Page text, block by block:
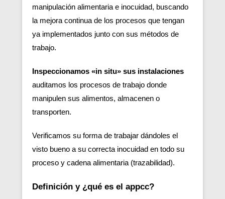
manipulación alimentaria e inocuidad, buscando
la mejora continua de los procesos que tengan
ya implementados junto con sus métodos de
trabajo.
Inspeccionamos «in situ» sus instalaciones
auditamos los procesos de trabajo donde
manipulen sus alimentos, almacenen o
transporten.
Verificamos su forma de trabajar dándoles el
visto bueno a su correcta inocuidad en todo su
proceso y cadena alimentaria (trazabilidad).
Definición y ¿qué es el appcc?